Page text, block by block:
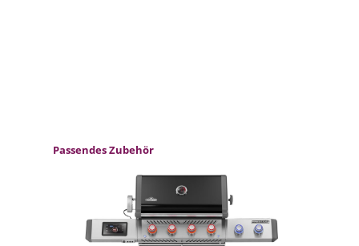
Produktgalerie überspringen
Passendes Zubehör